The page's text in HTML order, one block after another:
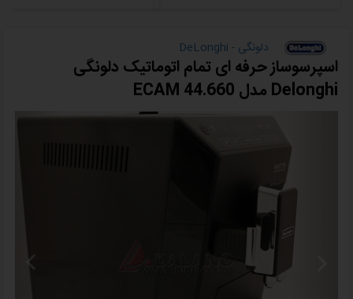
دلونگی - DeLonghi
اسپرسوساز حرفه ای تمام اتوماتیک دلونگی
Delonghi مدل ECAM 44.660